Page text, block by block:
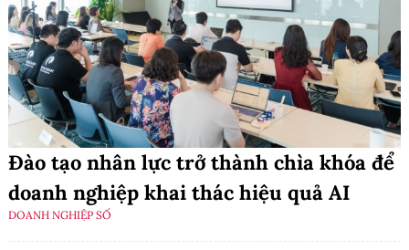
Đào tạo nhân lực trở thành chìa khóa để
doanh nghiệp khai thác hiệu quả AI
DOANH NGHIỆP SỐ